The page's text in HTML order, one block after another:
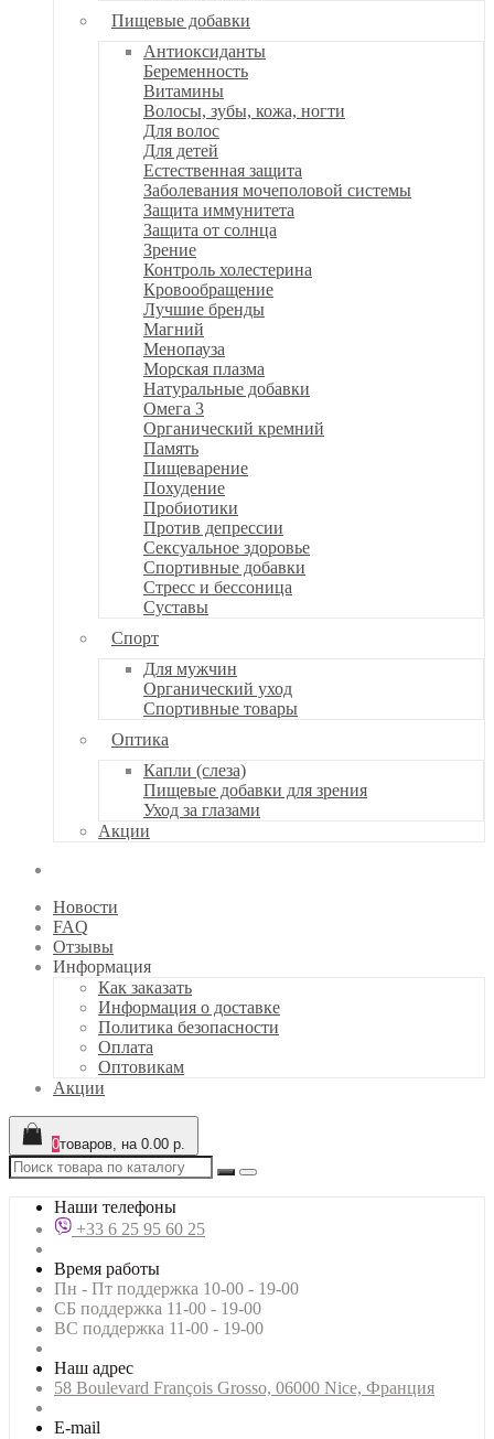
Пищевые добавки
Антиоксиданты
Беременность
Витамины
Волосы, зубы, кожа, ногти
Для волос
Для детей
Естественная защита
Заболевания мочеполовой системы
Защита иммунитета
Защита от солнца
Зрение
Контроль холестерина
Кровообращение
Лучшие бренды
Магний
Менопауза
Морская плазма
Натуральные добавки
Омега 3
Органический кремний
Память
Пищеварение
Похудение
Пробиотики
Против депрессии
Сексуальное здоровье
Спортивные добавки
Стресс и бессоница
Суставы
Спорт
Для мужчин
Органический уход
Спортивные товары
Оптика
Капли (слеза)
Пищевые добавки для зрения
Уход за глазами
Акции
Новости
FAQ
Отзывы
Информация
Как заказать
Информация о доставке
Политика безопасности
Оплата
Оптовикам
Акции
0товаров, на 0.00 р.
Наши телефоны
+33 6 25 95 60 25
Время работы
Пн - Пт поддержка 10-00 - 19-00
СБ поддержка 11-00 - 19-00
ВС поддержка 11-00 - 19-00
Наш адрес
58 Boulevard François Grosso, 06000 Nice, Франция
E-mail